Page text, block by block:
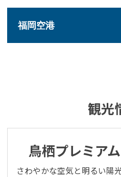
福岡空港
観光
鳥栖プレミア
さわやかな空気と明るい陽